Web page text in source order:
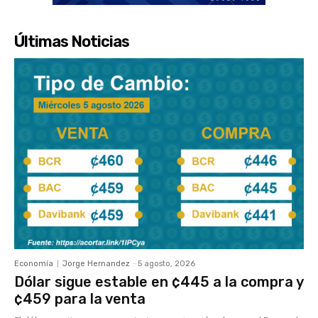
Últimas Noticias
Economía Jorge Hernandez - 5 agosto, 2026
Dólar sigue estable en ¢445 a la compra y
¢459 para la venta